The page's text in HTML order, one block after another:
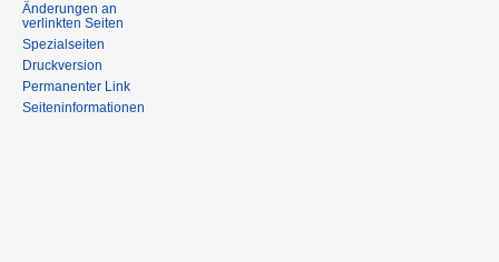
Änderungen an
verlinkten Seiten
Spezialseiten
Druckversion
Permanenter Link
Seiteninformationen